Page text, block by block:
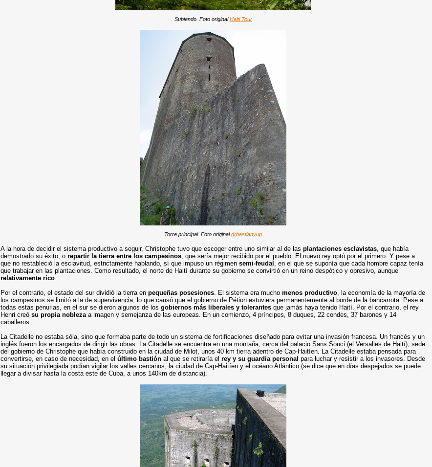
Subiendo. Foto originalHaiti Tour
Torre principal. Foto originaldrbastianyup
A la hora de decidir el sistema productivo a seguir, Christophe tuvo que escoger entre uno similar al de lasplantaciones esclavistas, que había
demostrado su éxito, orepartir la tierra entre los campesinos, que sería mejor recibido por el pueblo. El nuevo rey optó por el primero. Y pese a
que no restableció la esclavitud, estrictamente hablando, sí que impuso un régimensemi-feudal , en el que se suponía que cada hombre capaz tenía
que trabajar en las plantaciones. Como resultado, el norte de Haití durante su gobierno se convirtió en un reino despótico y opresivo, aunque
relativamente rico.
Por el contrario, el estado del sur dividió la tierra enpequeñas posesiones. El sistema era muchomenos productivo, la economía de la mayoría de
los campesinos se limitó a la de supervivencia, lo que causó que el gobierno de Pétion estuviera permanentemente al borde de la bancarrota. Pese a
todas estas penurias, en el sur se dieron algunos de losgobiernos más liberales y tolerantes que jamás haya tenido Haití. Por el contrario, el rey
Henri creósu propia noblezaa imagen y semejanza de las europeas. En un comienzo, 4 príncipes, 8 duques, 22 condes, 37 barones y 14
caballeros.
La Citadelle no estaba sóla, sino que formaba parte de todo un sistema de fortificaciones diseñado para evitar una invasión francesa. Un francés y un
inglés fueron los encargados de dirigir las obras. La Citadelle se encuentra en una montaña, cerca del palacio Sans Souci (el Versalles de Haití), sede
del gobierno de Christophe que había construido en la ciudad de Milot, unos 40 km tierra adentro de Cap-Haitíen. La Citadelle estaba pensada para
convertirse, en caso de necesidad, en elúltimo bastiónal que se retiraría elrey y su guardia personal para luchar y resistir a los invasores. Desde
su situación privilegiada podían vigilar los valles cercanos, la ciudad de Cap-Haitíen y el océano Atlántico (se dice que en días despejados se puede
llegar a divisar hasta la costa este de Cuba, a unos 140km de distancia).